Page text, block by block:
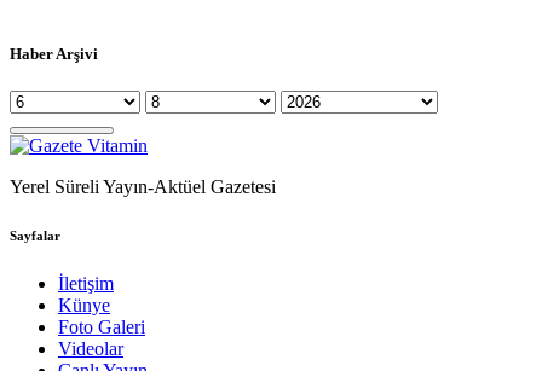
Haber Arşivi
Yerel Süreli Yayın-Aktüel Gazetesi
Sayfalar
İletişim
Künye
Foto Galeri
Videolar